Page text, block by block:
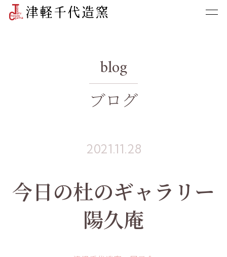
blog
ブログ
2021.11.28
今日の杜のギャラリー
陽久庵